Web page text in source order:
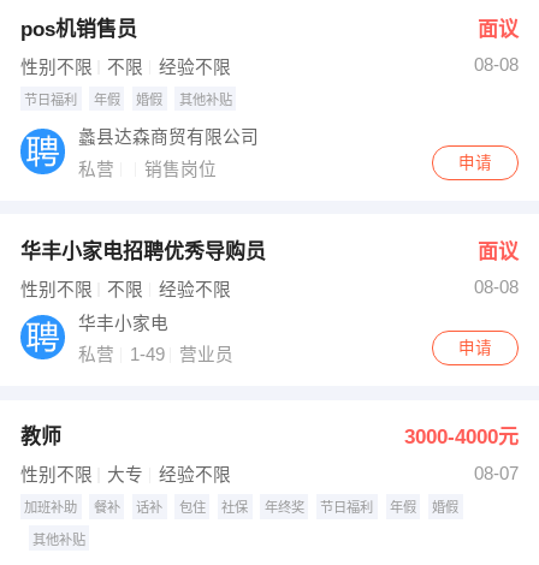
pos机销售员 面议
性别不限 不限 经验不限 08-08
节日福利 年假 婚假 其他补贴
蠡县达森商贸有限公司
私营
销售岗位 申请
华丰小家电招聘优秀导购员 面议
性别不限 不限 经验不限
08-08
华丰小家电
私营
1-49 营业员 申请
教师 3000-4000元
性别不限 大专 经验不限 08-07
加班补助 餐补 话补 包住 社保 年终奖 节日福利 年假 婚假
其他补贴